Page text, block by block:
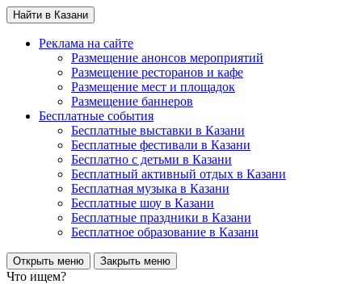
Найти в Казани
Реклама на сайте
Размещение анонсов мероприятий
Размещение ресторанов и кафе
Размещение мест и площадок
Размещение баннеров
Бесплатные события
Бесплатные выставки в Казани
Бесплатные фестивали в Казани
Бесплатно с детьми в Казани
Бесплатный активный отдых в Казани
Бесплатная музыка в Казани
Бесплатные шоу в Казани
Бесплатные праздники в Казани
Бесплатное образование в Казани
Открыть меню Закрыть меню
Что ищем?